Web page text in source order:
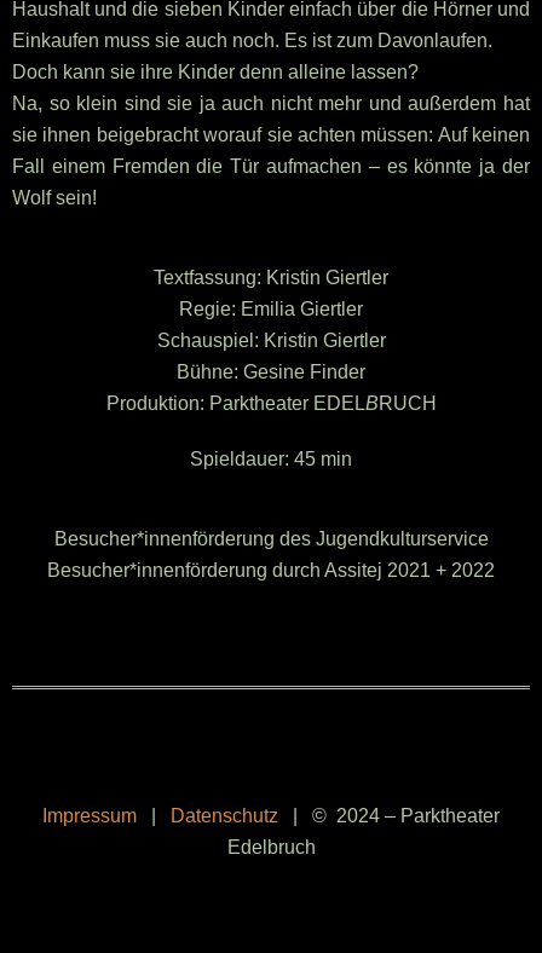
Haushalt und die sieben Kinder einfach über die Hörner und
Einkaufen muss sie auch noch. Es ist zum Davonlaufen.
Doch kann sie ihre Kinder denn alleine lassen?
Na, so klein sind sie ja auch nicht mehr und außerdem hat
sie ihnen beigebracht worauf sie achten müssen: Auf keinen
Fall einem Fremden die Tür aufmachen – es könnte ja der
Wolf sein!
Textfassung: Kristin Giertler
Regie: Emilia Giertler
Schauspiel: Kristin Giertler
Bühne: Gesine Finder
Produktion: Parktheater EDELBRUCH
Spieldauer: 45 min
Besucher*innenförderung des Jugendkulturservice
Besucher*innenförderung durch Assitej 2021 + 2022
Impressum Datenschutz | © 2024 – Parktheater
Edelbruch